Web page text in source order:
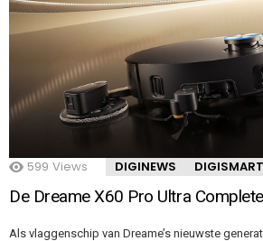
599 Views DIGINEWS DIGISMART
De Dreame X60 Pro Ultra
Als vlaggenschip van Dreame’s nieuwste